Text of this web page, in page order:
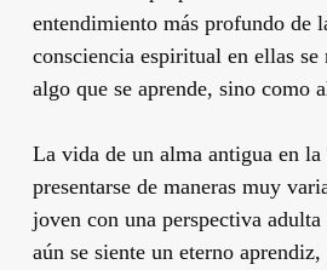
entendimiento más profundo de
consciencia espiritual en ellas
algo que se aprende, sino como
La vida de un alma antigua en la
presentarse de maneras muy
joven con una perspectiva
aún se siente un eterno